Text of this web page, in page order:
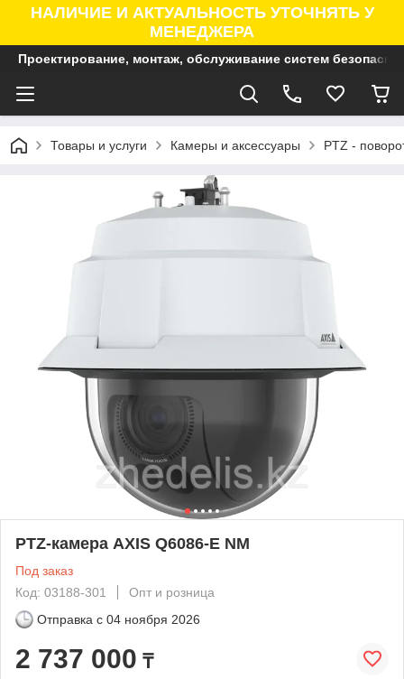
НАЛИЧИЕ И АКТУАЛЬНОСТЬ УТОЧНЯТЬ У
МЕНЕДЖЕРА
Проектирование, монтаж, обслуживание систем
Товары и услуги Камеры и аксессуары PTZ -
PTZ-камера AXIS Q6086-E NM
Под заказ
Код: 03188-301
Опт и розница
Отправка с 04 ноября 2026
2 737 000 ₸